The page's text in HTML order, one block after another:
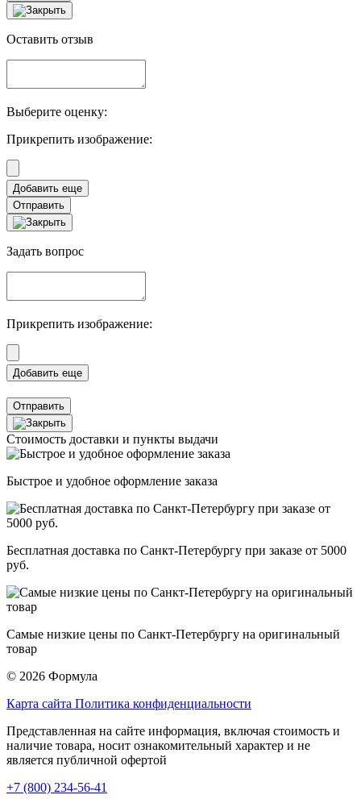
Оставить отзыв
Выберите оценку:
Прикрепить изображение:
Отправить
Задать вопрос
Прикрепить изображение:
Отправить
Стоимость доставки и пункты выдачи
Быстрое и удобное оформление заказа
Бесплатная доставка по Санкт-Петербургу при заказе от 5000
руб.
Самые низкие цены по Санкт-Петербургу на оригинальный
товар
© 2026 Формула
Карта сайта Политика конфиденциальности
Представленная на сайте информация, включая стоимость и
наличие товара, носит ознакомительный характер и не
является публичной офертой
+7 (800) 234-56-41